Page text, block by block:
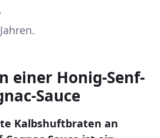
einer Honig-Senf-
Sauce
Kalbshuftbraten an